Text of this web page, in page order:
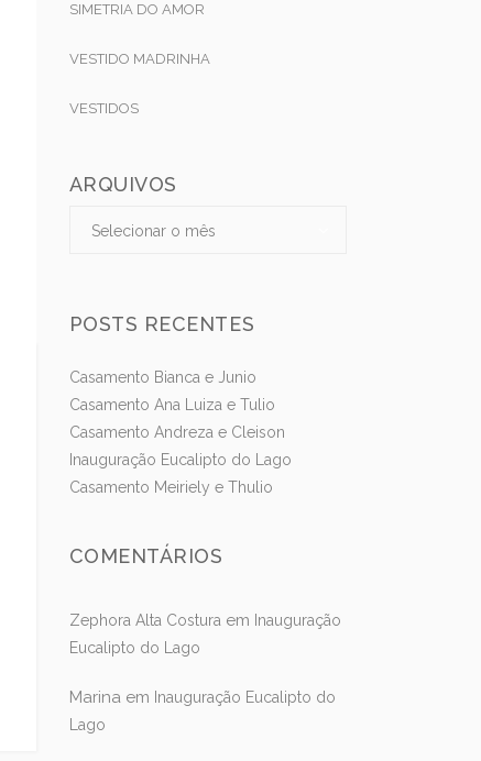
SIMETRIA DO AMOR
VESTIDO MADRINHA
VESTIDOS
ARQUIVOS
Selecionar o mês
POSTS RECENTES
Casamento Bianca e Junio
Casamento Ana Luiza e Tulio
Casamento Andreza e Cleison
Inauguração Eucalipto do Lago
Casamento Meiriely e Thulio
COMENTÁRIOS
Zephora Alta Costuraem Inauguração
Eucalipto do Lago
Marinaem Inauguração Eucalipto do
Lago